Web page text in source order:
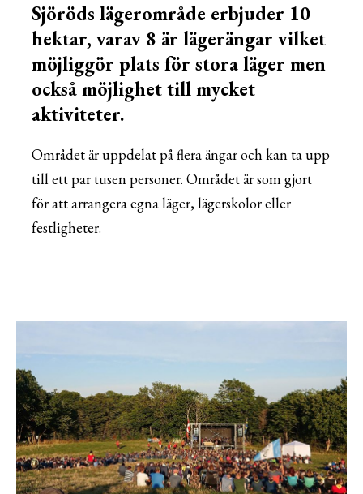
Sjöröds lägerområde erbjuder 10
hektar, varav 8 är lägerängar vilket
möjliggör plats för stora läger men
också möjlighet till mycket
aktiviteter.
Området är uppdelat på flera ängar och kan ta upp
till ett par tusen personer. Området är som gjort
för att arrangera egna läger, lägerskolor eller
festligheter.